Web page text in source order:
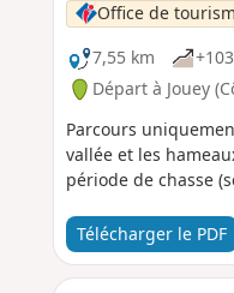
Office de
7,55 km
Départ à Jouey
Parcours
vallée et les
période de chasse
Télécharger le PDF